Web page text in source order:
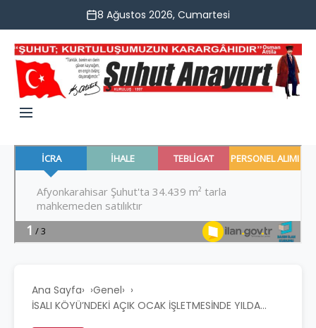
8 Ağustos 2026, Cumartesi
Ana Sayfa› Genel›
İSALI KÖYÜ’NDEKİ AÇIK OCAK İŞLETMESİNDE YILDA...